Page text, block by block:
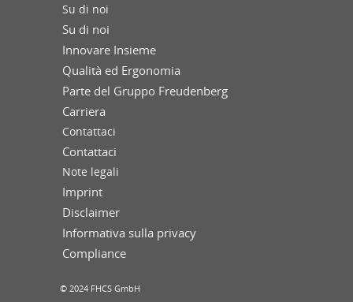
Su di noi
Su di noi
Innovare Insieme
Qualità ed Ergonomia
Parte del Gruppo Freudenberg
Carriera
Contattaci
Contattaci
Note legali
Imprint
Disclaimer
Informativa sulla privacy
Compliance
© 2024 FHCS GmbH